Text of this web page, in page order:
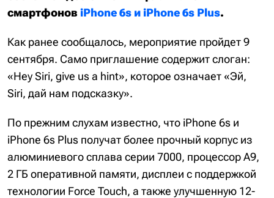
смартфонов iPhone 6s и iPhone 6s Plus.
Как ранее сообщалось, мероприятие пройдет 9
сентября. Само приглашение содержит слоган:
«Hey Siri, give us a hint», которое означает «Эй,
Siri, дай нам подсказку».
По прежним слухам известно, что iPhone 6s и
iPhone 6s Plus получат более прочный корпус из
алюминиевого сплава серии 7000, процессор A9,
2 ГБ оперативной памяти, дисплеи с поддержкой
технологии Force Touch, а также улучшенную 12-